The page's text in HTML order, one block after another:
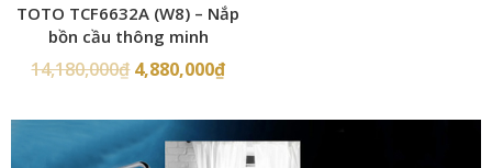
TOTO TCF6632A (W8) – Nắp
bồn cầu thông minh
14,180,000₫ 4,880,000₫